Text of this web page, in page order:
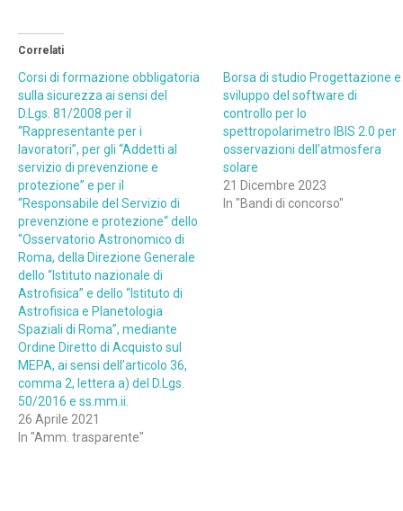
Correlati
Corsi di formazione obbligatoria
sulla sicurezza ai sensi del
D.Lgs. 81/2008 per il
“Rappresentante per i
lavoratori”, per gli “Addetti al
servizio di prevenzione e
protezione” e per il
“Responsabile del Servizio di
prevenzione e protezione“ dello
“Osservatorio Astronomico di
Roma, della Direzione Generale
dello “Istituto nazionale di
Astrofisica” e dello “Istituto di
Astrofisica e Planetologia
Spaziali di Roma”, mediante
Ordine Diretto di Acquisto sul
MEPA, ai sensi dell’articolo 36,
comma 2, lettera a) del D.Lgs.
50/2016 e ss.mm.ii.
26 Aprile 2021
In "Amm. trasparente"
Borsa di studio Progettazione e
sviluppo del software di
controllo per lo
spettropolarimetro IBIS 2.0 per
osservazioni dell’atmosfera
solare
21 Dicembre 2023
In "Bandi di concorso"